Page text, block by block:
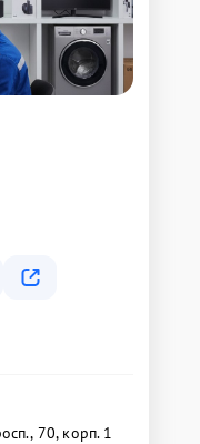
70, корп. 1